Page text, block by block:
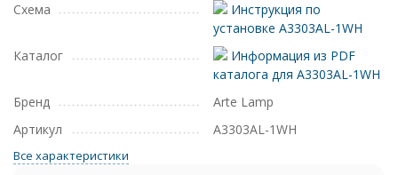
Схема
Инструкция по
установке A3303AL-1WH
Каталог
Информация из PDF
каталога для A3303AL-1WH
Бренд
Arte Lamp
Артикул
A3303AL-1WH
Все характеристики